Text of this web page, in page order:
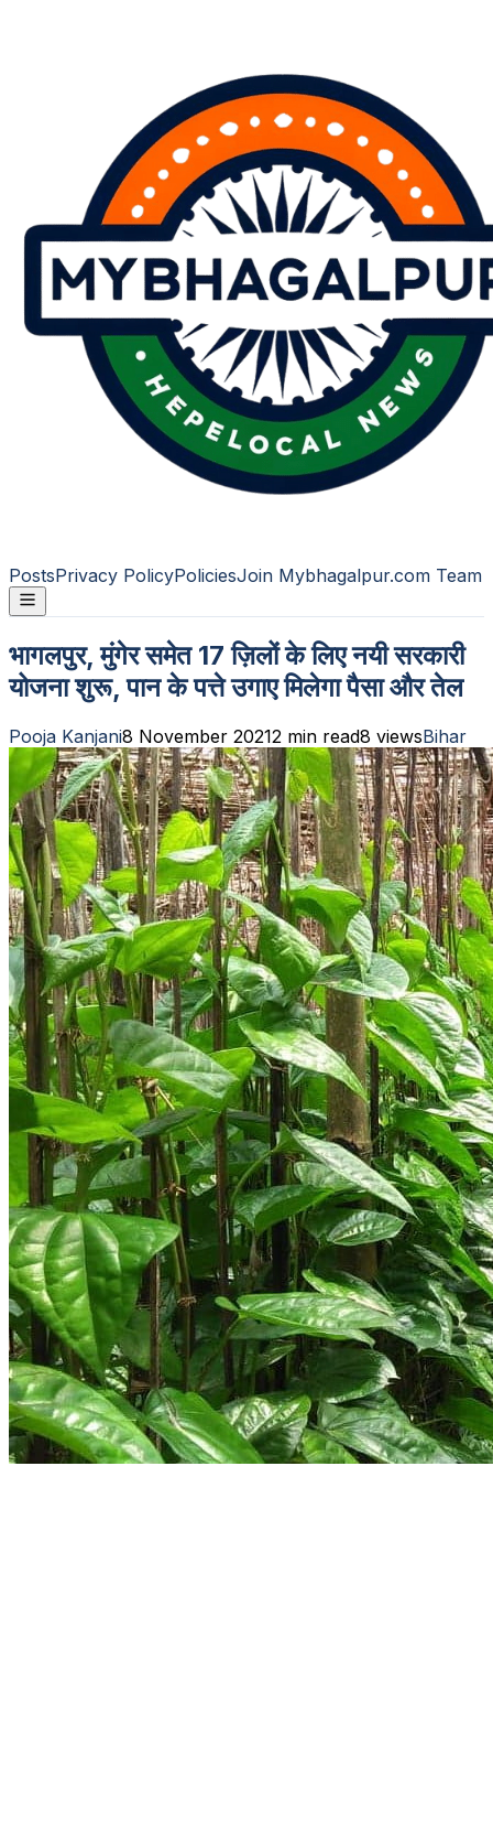
PostsPrivacy PolicyPoliciesJoin Mybhagalpur.com Team
भागलपुर, मुंगेर समेत 17 ज़िलों के लिए नयी सरकारी
योजना शुरू, पान के पत्ते उगाए मिलेगा पैसा और तेल
Pooja Kanjani8 November 20212 min read8 viewsBihar